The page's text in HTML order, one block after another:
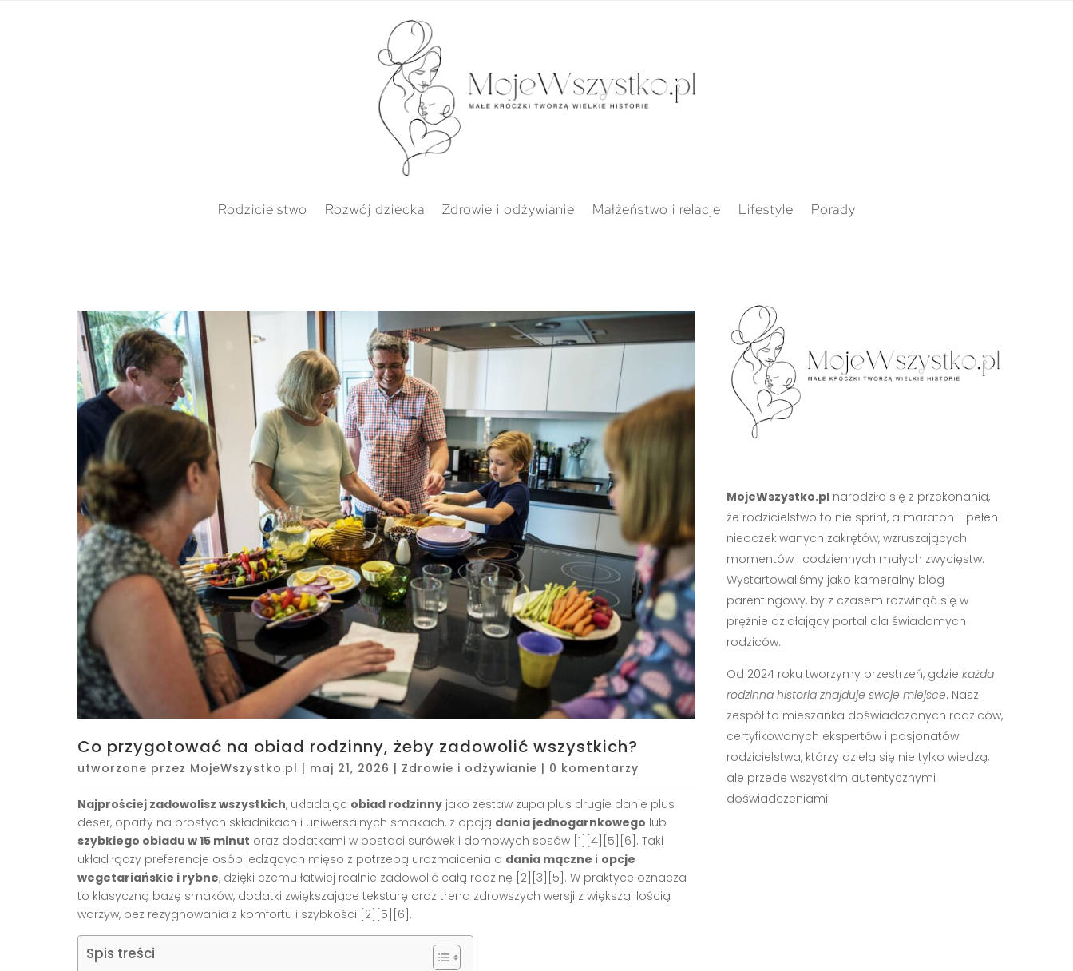
Rodzicielstwo Rozwój dziecka Zdrowie i odżywianie Małżeństwo i relacje Lifestyle Porady
Co przygotować na obiad rodzinny, żeby zadowolić wszystkich?
utworzone przez MojeWszystko.pl | maj 21, 2026 | Zdrowie i odżywianie | 0 komentarzy
Najprościej zadowolisz wszystkich, układając obiad rodzinny jako zestaw zupa plus drugie danie plus
deser, oparty na prostych składnikach i uniwersalnych smakach, z opcją dania jednogarnkowego lub
szybkiego obiadu w 15 minut oraz dodatkami w postaci surówek i domowych sosów [1][4][5][6]. Taki
układ łączy preferencje osób jedzących mięso z potrzebą urozmaicenia o dania mączne i opcje
wegetariańskie i rybne, dzięki czemu łatwiej realnie zadowolić całą rodzinę [2][3][5]. W praktyce oznacza
to klasyczną bazę smaków, dodatki zwiększające teksturę oraz trend zdrowszych wersji z większą ilością
warzyw, bez rezygnowania z komfortu i szybkości [2][5][6].
Spis treści
MojeWszystko.plnarodziło się z przekonania,
że rodzicielstwo to nie sprint, a maraton - pełen
nieoczekiwanych zakrętów, wzruszających
momentów i codziennych małych zwycięstw.
Wystartowaliśmy jako kameralny blog
parentingowy, by z czasem rozwinąć się w
prężnie działający portal dla świadomych
rodziców.
Od 2024 roku tworzymy przestrzeń, gdzie każda
rodzinna historia znajduje swoje miejsce. Nasz
zespół to mieszanka doświadczonych rodziców,
certyfikowanych ekspertów i pasjonatów
rodzicielstwa, którzy dzielą się nie tylko wiedzą,
ale przede wszystkim autentycznymi
doświadczeniami.